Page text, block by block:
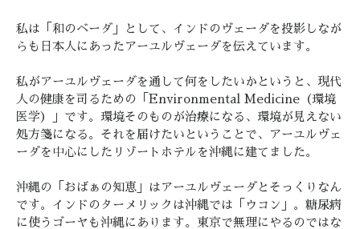
私は「和のベーダ」として、インドのヴェーダを投影しなが
らも日本人にあったアーユルヴェーダを伝えています。
私がアーユルヴェーダを通して何をしたいかというと、現代
人の健康を司るための「Environmental Medicine（環境
医学）」です。環境そのものが治療になる、環境が見えない
処方箋になる。それを届けたいということで、アーユルヴェ
ーダを中心にしたリゾートホテルを沖縄に建てました。
沖縄の「おばぁの知恵」はアーユルヴェーダとそっくりなん
です。インドのターメリックは沖縄では「ウコン」。糖尿病
に使うゴーヤも沖縄にあります。東京で無理にやるのではな